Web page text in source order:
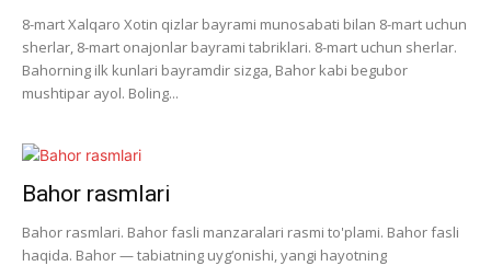
8-mart Xalqaro Xotin qizlar bayrami munosabati bilan 8-mart uchun
sherlar, 8-mart onajonlar bayrami tabriklari. 8-mart uchun sherlar.
Bahorning ilk kunlari bayramdir sizga, Bahor kabi begubor
mushtipar ayol. Boling...
Bahor rasmlari
Bahor rasmlari. Bahor fasli manzaralari rasmi to'plami. Bahor fasli
haqida. Bahor — tabiatning uyg‘onishi, yangi hayotning